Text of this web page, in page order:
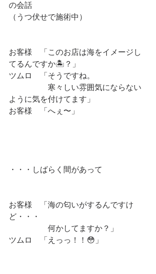
の会話
（うつ伏せで施術中）
お客様　「このお店は海をイメージし
てるんですか🏝？」
ツムロ　「そうですね。
寒々しい雰囲気にならない
ように気を付けてます」
お客様　「へぇ〜」
・・・しばらく間があって
お客様　「海の匂いがするんですけ
ど・・・
何かしてますか？」
ツムロ　「えっっ！！😳」